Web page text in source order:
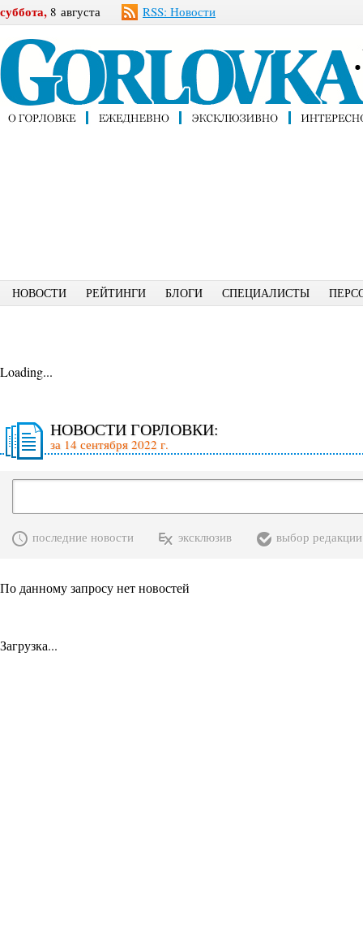
суббота, 8 августа RSS: Новости
НОВОСТИ РЕЙТИНГИ БЛОГИ СПЕЦИАЛИСТЫ
Loading...
НОВОСТИ ГОРЛОВКИ:
за 14 сентября 2022 г.
последние новости эксклюзив выбор редакции
По данному запросу нет новостей
Загрузка...